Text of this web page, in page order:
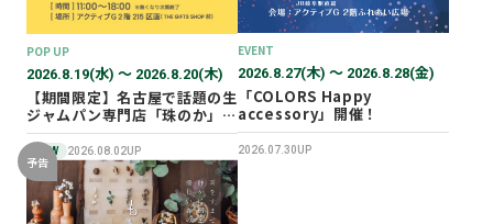
POP UP
2026.8.19(水) 〜 2026.8.20(木)
【期間限定】名古屋で話題の生
ジャムパン専門店「珠のか」
POP UP SHOP
NEW 2026.08.02UP
EVENT
2026.8.27(木) 〜 2026.8.28(金)
「COLORS Happy
accessory」開催！
2026.07.30UP
予告